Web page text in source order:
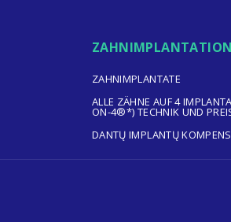
ZAHNIMPLANTATION
ZAHNIMPLANTATE
ALLE ZÄHNE AUF 4
ON-4®*) TECHNIK UND
DANTŲ IMPLANTŲ